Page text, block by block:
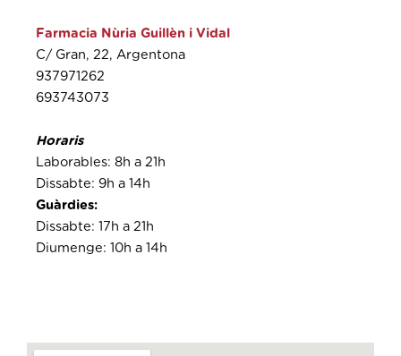
Farmacia Nùria Guillèn i Vidal
C/ Gran, 22, Argentona
937971262
693743073
Horaris
Laborables: 8h a 21h
Dissabte: 9h a 14h
Guàrdies:
Dissabte: 17h a 21h
Diumenge: 10h a 14h